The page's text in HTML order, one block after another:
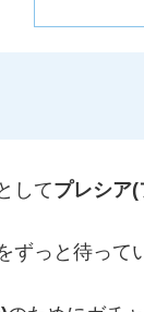
してプレシア
ずっと待って